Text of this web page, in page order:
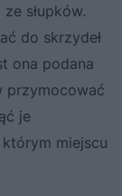
słupków.
do skrzydeł
ona podana
przymocować
je
miejscu